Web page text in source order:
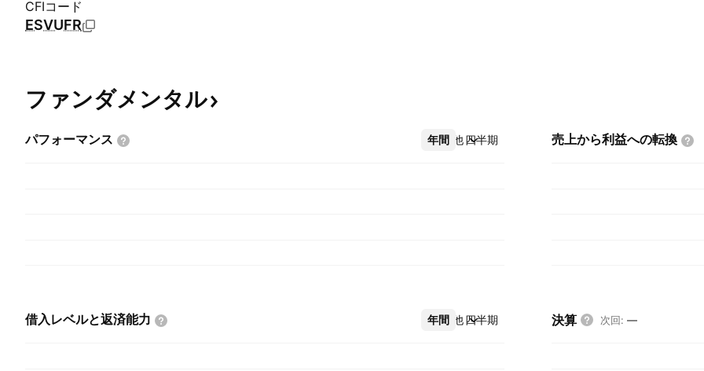
CFIコード
ESVUFR
ファンダメンタル
パフォーマンス 年間 四半期
その他 売上から利益への転換
借入レベルと返済能力 年間 四半期
その他 決算 次回: —